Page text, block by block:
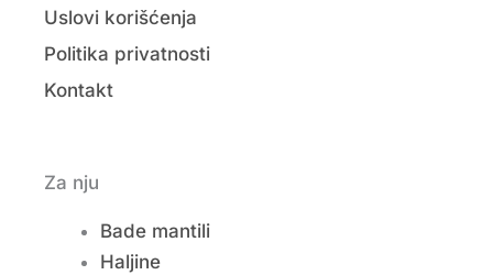
Uslovi korišćenja
Politika privatnosti
Kontakt
Za nju
Bade mantili
Haljine